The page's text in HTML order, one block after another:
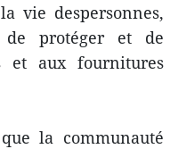
vie despersonnes,
protéger et de
et aux fournitures
la communauté